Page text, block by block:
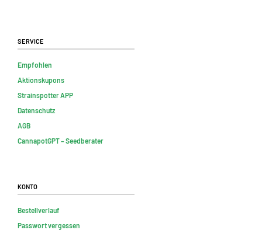
Service
Empfohlen
Aktionskupons
Strainspotter APP
Datenschutz
AGB
CannapotGPT – Seedberater
Konto
Bestellverlauf
Passwort vergessen